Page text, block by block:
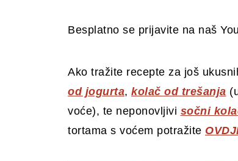
Besplatno se prijavite na naš
Ako tražite recepte za još
od jogurta, kolač od trešanja
voće), te neponovljivi sočni
tortama s voćem potražite